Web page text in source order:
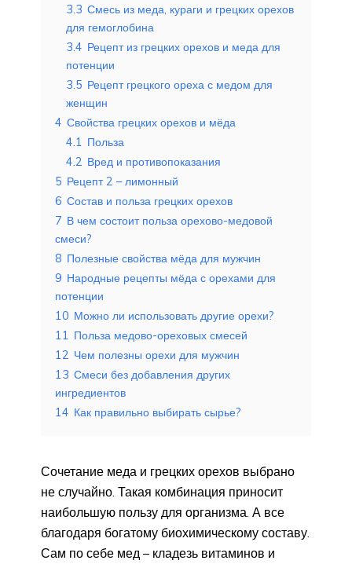
3.3 Смесь из меда, кураги и грецких орехов
для гемоглобина
3.4 Рецепт из грецких орехов и меда для
потенции
3.5 Рецепт грецкого ореха с медом для
женщин
4 Свойства грецких орехов и мёда
4.1 Польза
4.2 Вред и противопоказания
5 Рецепт 2 – лимонный
6 Состав и польза грецких орехов
7 В чем состоит польза орехово-медовой
смеси?
8 Полезные свойства мёда для мужчин
9 Народные рецепты мёда с орехами для
потенции
10 Можно ли использовать другие орехи?
11 Польза медово-ореховых смесей
12 Чем полезны орехи для мужчин
13 Смеси без добавления других
ингредиентов
14 Как правильно выбирать сырье?
Сочетание меда и грецких орехов выбрано
не случайно. Такая комбинация приносит
наибольшую пользу для организма. А все
благодаря богатому биохимическому составу.
Сам по себе мед – кладезь витаминов и